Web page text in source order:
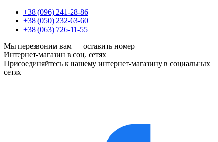
+38 (096) 241-28-86
+38 (050) 232-63-60
+38 (063) 726-11-55
Мы перезвоним вам — оставить номер
Интернет-магазин в соц. сетях
Присоединяйтесь к нашему интернет-магазину в социальных
сетях